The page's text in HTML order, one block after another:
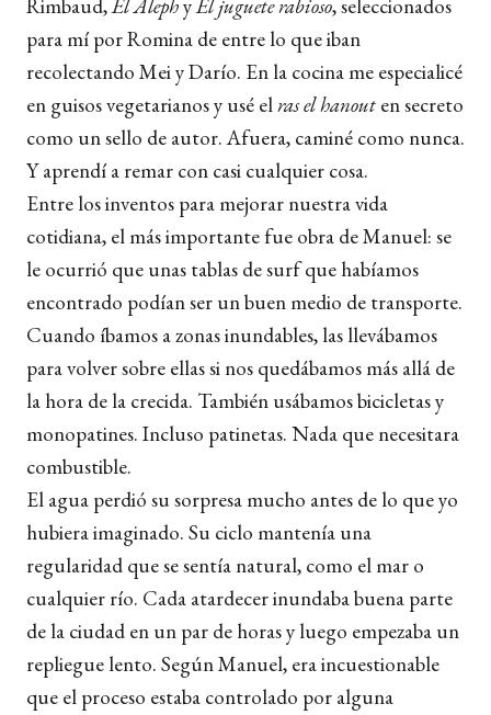
Rimbaud,El AlephyEl juguete rabioso, seleccionados
para mí por Romina de entre lo que iban
recolectando Mei y Darío. En la cocina me especialicé
en guisos vegetarianos y usé elras el hanout en secreto
como un sello de autor. Afuera, caminé como nunca.
Y aprendí a remar con casi cualquier cosa.
Entre los inventos para mejorar nuestra vida
cotidiana, el más importante fue obra de Manuel: se
le ocurrió que unas tablas de surf que habíamos
encontrado podían ser un buen medio de transporte.
Cuando íbamos a zonas inundables, las llevábamos
para volver sobre ellas si nos quedábamos más allá de
la hora de la crecida. También usábamos bicicletas y
monopatines. Incluso patinetas. Nada que necesitara
combustible.
El agua perdió su sorpresa mucho antes de lo que yo
hubiera imaginado. Su ciclo mantenía una
regularidad que se sentía natural, como el mar o
cualquier río. Cada atardecer inundaba buena parte
de la ciudad en un par de horas y luego empezaba un
repliegue lento. Según Manuel, era incuestionable
que el proceso estaba controlado por alguna